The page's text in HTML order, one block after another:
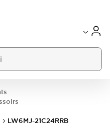
LW6MJ-21C24RRB